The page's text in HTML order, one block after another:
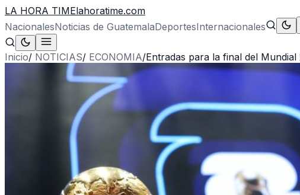
LA HORA TIMElahoratime.com
NacionalesNoticias de GuatemalaDeportesInternacionales
Inicio/ NOTICIAS/ ECONOMIA/Entradas para la final del